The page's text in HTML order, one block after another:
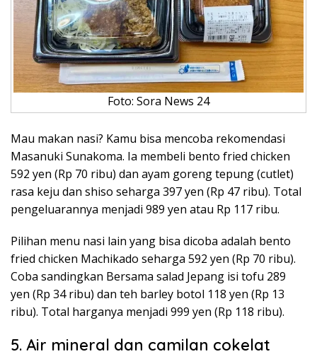
Foto: Sora News 24
Mau makan nasi? Kamu bisa mencoba rekomendasi
Masanuki Sunakoma. Ia membeli bento fried chicken
592 yen (Rp 70 ribu) dan ayam goreng tepung (cutlet)
rasa keju dan shiso seharga 397 yen (Rp 47 ribu). Total
pengeluarannya menjadi 989 yen atau Rp 117 ribu.
Pilihan menu nasi lain yang bisa dicoba adalah bento
fried chicken Machikado seharga 592 yen (Rp 70 ribu).
Coba sandingkan Bersama salad Jepang isi tofu 289
yen (Rp 34 ribu) dan teh barley botol 118 yen (Rp 13
ribu). Total harganya menjadi 999 yen (Rp 118 ribu).
5. Air mineral dan camilan cokelat